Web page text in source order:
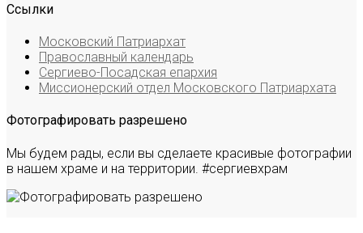
Ссылки
Московский Патриархат
Православный календарь
Сергиево-Посадская епархия
Миссионерский отдел Московского Патриархата
Фотографировать разрешено
Мы будем рады, если вы сделаете красивые фотографии
в нашем храме и на территории. #сергиевхрам